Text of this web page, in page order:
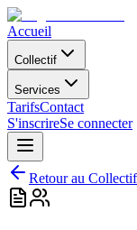
Accueil
Collectif
Services
TarifsContact
S'inscrireSe connecter
Retour au